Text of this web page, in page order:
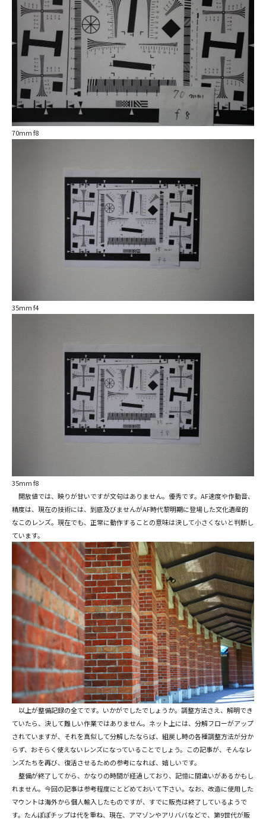
70mm f8
35mm f4
35mm f8
開放値では、映りが甘いですが文句はありません。優秀です。AF速度や作動音、
精度は、現在の技術には、到底及びませんがAF時代黎明期に登場した文化遺産的
なこのレンズ。現在でも、正常に動作することの意味は決して小さくないと判断し
ています。
以上が整備記録の全てです。いかがでしたでしょうか。調整方法さえ、解明でき
ていたら、決して難しい作業ではありません。ネット上には、分解フローがアップ
されていますが、それを真似して分解したならば、組戻し時の各種調整方法が分か
らず、おそらく使えないレンズになっていることでしょう。この記事が、そんなレ
ンズたちを再び、復活させるための参考になれば、嬉しいです。
整備が終了してから、かなりの時間が経過しており、記憶に間違いがあるかもし
れません。今回の記事は参考程度にとどめておいて下さい。なお、改造に使用した
マウントは海外から個人輸入したものですが、すでに販売は終了しているようで
す。たんぽぽチップは代を重ね、現在、アマゾンやアリババなどで、第9世代が販